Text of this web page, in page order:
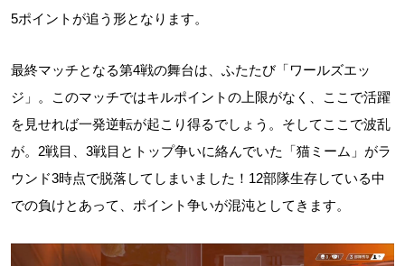
5ポイントが追う形となります。
最終マッチとなる第4戦の舞台は、ふたたび「ワールズエッ
ジ」。このマッチではキルポイントの上限がなく、ここで活躍
を見せれば一発逆転が起こり得るでしょう。そしてここで波乱
が。2戦目、3戦目とトップ争いに絡んでいた「猫ミーム」がラ
ウンド3時点で脱落してしまいました！12部隊生存している中
での負けとあって、ポイント争いが混沌としてきます。